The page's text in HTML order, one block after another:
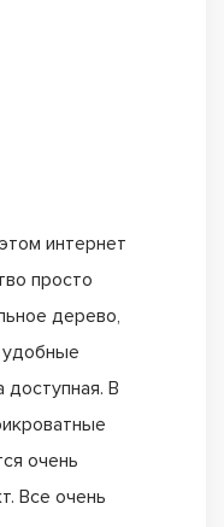
интернет
просто
дерево,
удобные
В
очень
Все очень